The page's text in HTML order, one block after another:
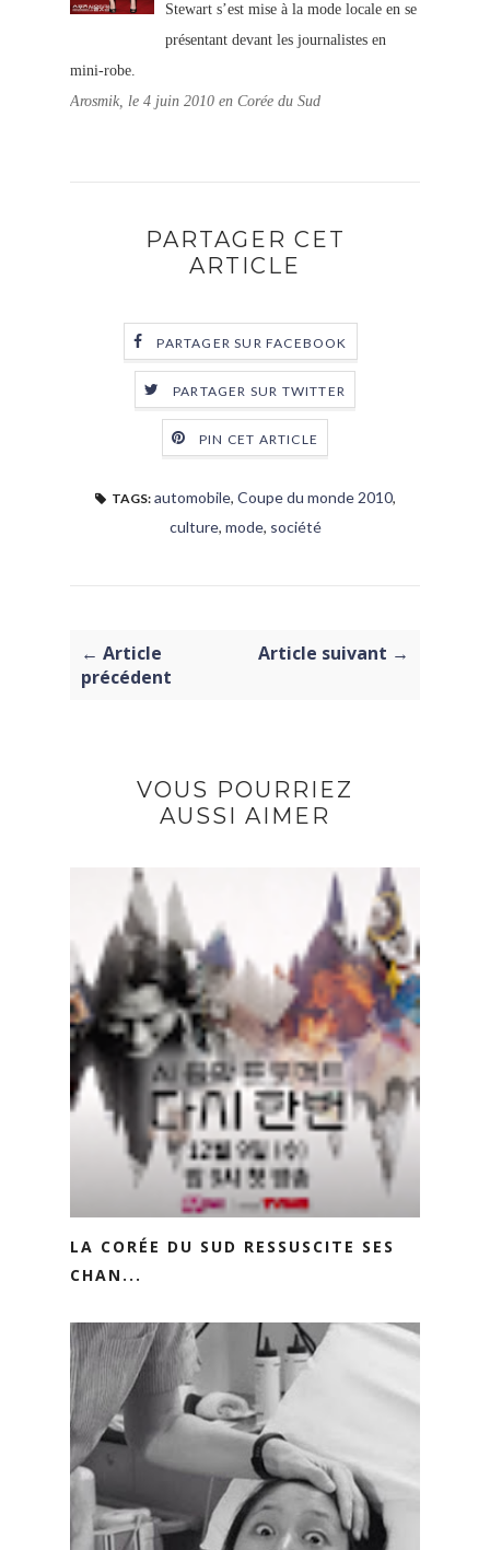
Stewart s’est mise à la mode locale en se
présentant devant les journalistes en
mini-robe.
Arosmik, le 4 juin 2010 en Corée du Sud
PARTAGER CET
ARTICLE
PARTAGER SUR FACEBOOK
PARTAGER SUR TWITTER
PIN CET ARTICLE
TAGS: automobile, Coupe du monde 2010,
culture, mode, société
← Article
précédent
Article suivant →
VOUS POURRIEZ
AUSSI AIMER
LA CORÉE DU SUD RESSUSCITE SES
CHAN...